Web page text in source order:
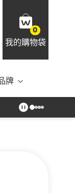
0
我的購物袋
牌